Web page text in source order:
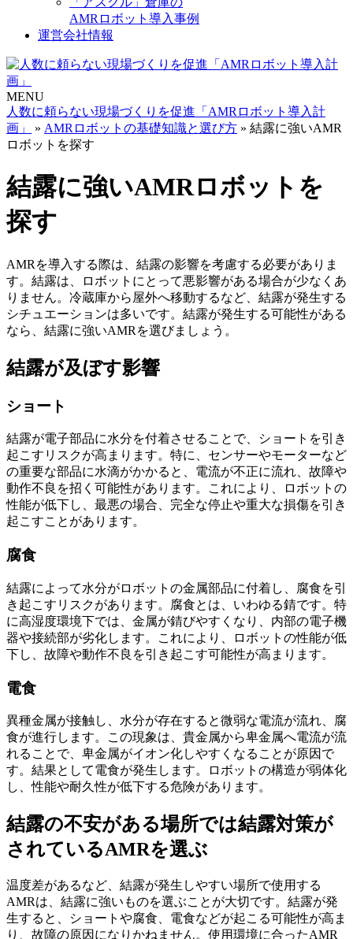
AMRロボット導入事例
運営会社情報
MENU
人数に頼らない現場づくりを促進「AMRロボット導入計
画」
» AMRロボットの基礎知識と選び方 » 結露に強いAMR
ロボットを探す
結露に強いAMRロボットを
探す
AMRを導入する際は、結露の影響を考慮する必要がありま
す。結露は、ロボットにとって悪影響がある場合が少なくあ
りません。冷蔵庫から屋外へ移動するなど、結露が発生する
シチュエーションは多いです。結露が発生する可能性がある
なら、結露に強いAMRを選びましょう。
結露が及ぼす影響
ショート
結露が電子部品に水分を付着させることで、ショートを引き
起こすリスクが高まります。特に、センサーやモーターなど
の重要な部品に水滴がかかると、 電流が不正に流れ、故障や
動作不良を招く 可能性があります。これにより、ロボットの
性能が低下し、最悪の場合、完全な停止や重大な損傷を引き
起こすことがあります。
腐食
結露によって水分がロボットの金属部品に付着し、腐食を引
き起こすリスクがあります。腐食とは、いわゆる錆です。特
に高湿度環境下では、金属が錆びやすくなり、内部の電子機
器や接続部が劣化します。これにより、ロボットの性能が低
下し、故障や動作不良を引き起こす可能性が高まります。
電食
異種金属が接触し、水分が存在すると微弱な電流が流れ、腐
食が進行します。この現象は、貴金属から卑金属へ電流が流
れることで、卑金属がイオン化しやすくなることが原因で
す。結果として電食が発生します。
ロボットの構造が弱体化
し、性能や耐久性が低下する危険があります。
結露の不安がある場所では結露対策が
されているAMRを選ぶ
温度差があるなど、結露が発生しやすい場所で使用する
AMRは、結露に強いものを選ぶことが大切です。結露が発
生すると、ショートや腐食、電食などが起こる可能性が高ま
り、故障の原因になりかねません。使用環境に合ったAMR